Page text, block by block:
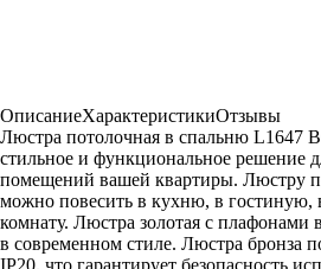
ОписаниеХарактеристикиОтзывы
Люстра потолочная в спальню L1647
стильное и функциональное решение
помещений вашей квартиры. Люстру
можно повесить в кухню, в гостиную,
комнату. Люстра золотая с
в современном стиле. Люстра бронза